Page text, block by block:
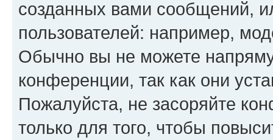
созданных вами сообщений,
пользователей: например,
Обычно вы не можете
конференции, так как они
Пожалуйста, не засоряйте
только для того, чтобы